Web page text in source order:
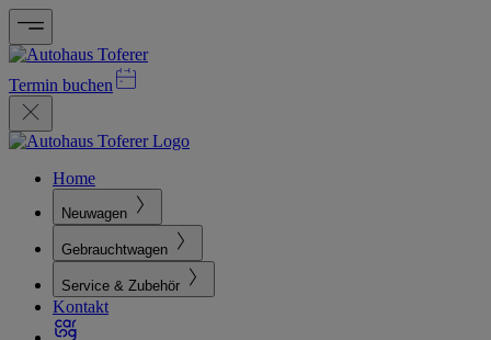
Termin buchen
Home
Neuwagen
Gebrauchtwagen
Service & Zubehör
Kontakt